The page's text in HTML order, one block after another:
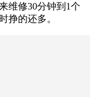
维修30分钟到1个
挣的还多。